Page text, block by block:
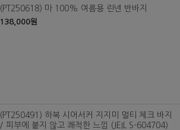
(PT250618) 마 100% 여름용 린넨 반바지
138,000원
(PT250491) 하복 시어서커 지지미 멀티 체크 바지
/ 피부에 붙지 않고 쾌적한 느낌 (JEIL S-604704)